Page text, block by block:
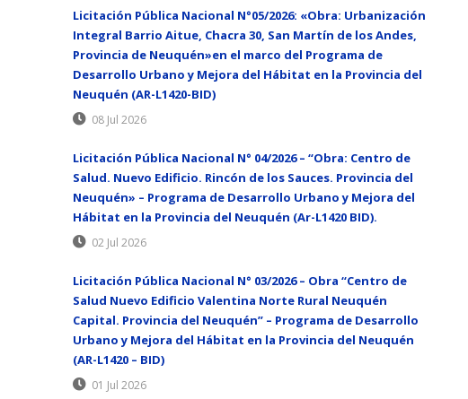
Licitación Pública Nacional N°05/2026: «Obra: Urbanización
Integral Barrio Aitue, Chacra 30, San Martín de los Andes,
Provincia de Neuquén»en el marco del Programa de
Desarrollo Urbano y Mejora del Hábitat en la Provincia del
Neuquén (AR-L1420-BID)
08 Jul 2026
Licitación Pública Nacional N° 04/2026 – “Obra: Centro de
Salud. Nuevo Edificio. Rincón de los Sauces. Provincia del
Neuquén» – Programa de Desarrollo Urbano y Mejora del
Hábitat en la Provincia del Neuquén (Ar-L1420 BID).
02 Jul 2026
Licitación Pública Nacional N° 03/2026 – Obra “Centro de
Salud Nuevo Edificio Valentina Norte Rural Neuquén
Capital. Provincia del Neuquén” – Programa de Desarrollo
Urbano y Mejora del Hábitat en la Provincia del Neuquén
(AR-L1420 – BID)
01 Jul 2026